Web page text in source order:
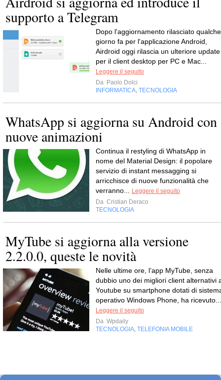
supporto a Telegram
Dopo l'aggiornamento rilasciato qualche
giorno fa per l'applicazione Android,
Airdroid oggi rilascia un ulteriore update
per il client desktop per PC e Mac...
Leggere il seguito
Da Paolo Dolci
INFORMATICA TECNOLOGIA
WhatsApp si aggiorna su Android con
nuove animazioni
Continua il restyling di WhatsApp in
nome del Material Design: il popolare
servizio di instant messagging si
arricchisce di nuove funzionalità che
verranno...
Leggere il seguito
Da Cristian Deraco
TECNOLOGIA
MyTube si aggiorna alla versione
2.2.0.0, queste le novità
Nelle ultime ore, l’app MyTube, senza
dubbio uno dei migliori client alternativi
Youtube su smartphone dotati di
operativo Windows Phone, ha ricevuto...
Leggere il seguito
Da Wpdaily
TECNOLOGIA TELEFONIA MOBILE